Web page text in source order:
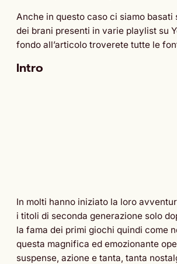
Anche in questo caso ci siamo basati
dei brani presenti in varie playlist su
fondo all’articolo troverete tutte le
Intro
In molti hanno iniziato la loro
i titoli di seconda generazione solo
la fama dei primi giochi quindi come
questa magnifica ed emozionante
suspense, azione e tanta, tanta